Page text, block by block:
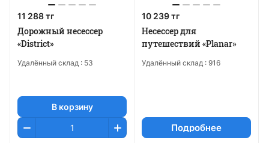
11 288 тг
Дорожный несессер
«District»
Удалённый склад : 53
В корзину
10 239 тг
Несессер для
путешествий «Planar»
Удалённый склад : 916
Подробнее